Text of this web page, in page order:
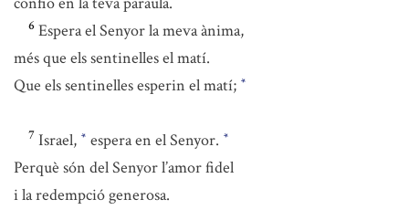
6 Espera el Senyor la meva ànima,
més que els sentinelles el matí.
Que els sentinelles esperin el matí; *
7 Israel, * espera en el Senyor. *
Perquè són del Senyor l’amor fidel
i la redempció generosa.